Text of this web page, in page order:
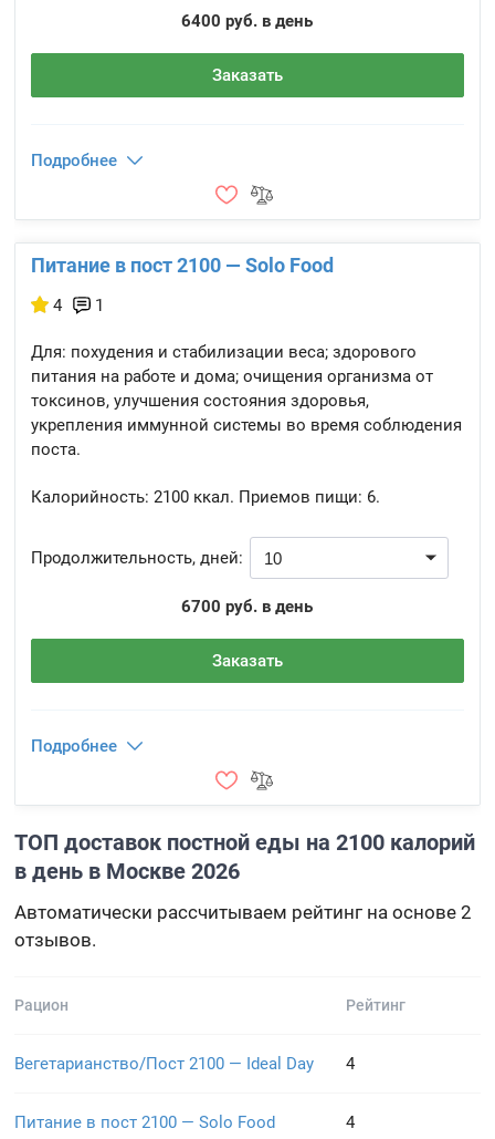
6400 руб. в день
Заказать
Подробнее
Питание в пост 2100 — Solo Food
4 1
Для: похудения и стабилизации веса; здорового
питания на работе и дома; очищения организма от
токсинов, улучшения состояния здоровья,
укрепления иммунной системы во время соблюдения
поста.
Калорийность: 2100 ккал. Приемов пищи: 6.
Продолжительность, дней:
6700 руб. в день
Заказать
Подробнее
ТОП доставок постной еды на 2100 калорий
в день в Москве 2026
Автоматически рассчитываем рейтинг на основе 2
отзывов.
Рацион Рейтинг
Вегетарианство/Пост 2100 — Ideal Day 4
Питание в пост 2100 — Solo Food 4